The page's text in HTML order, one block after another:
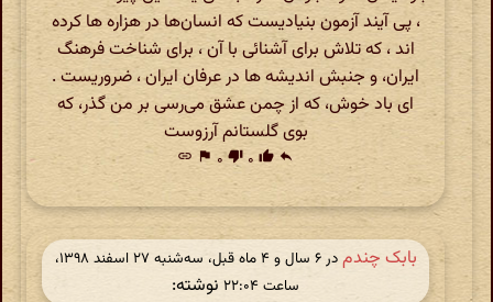
، پی آیند آزمون بنیادیست که انسان‌ها در هزاره ها کرده
اند ، که تلاش برای آشنائی با آن ، برای شناخت فرهنگ
ایران، و جنبش اندیشه ها در عرفان ایران ، ضروریست .
ای باد خوش، که از چمن عشق می‌رسی بر من گذر، که
بوی گلستانم آرزوست
reply
thumb_up ۰ thumb_down ۰ flag
link
بابک چندم
در ‫۶ سال و ۴ ماه قبل، سه‌شنبه ۲۷ اسفند ۱۳۹۸،
ساعت ۲۲:۰۴
نوشته: